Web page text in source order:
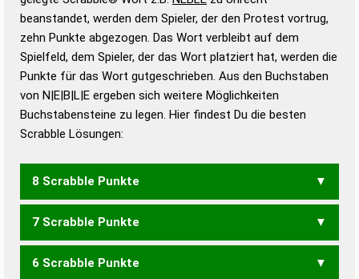
Duden – Standardwerk in 12 Bänden
Duden – Richtiges und gutes
Deutsch
Duden – Die deutsche Grammatik
Duden – Deutsches
beanstandet, werden dem Spieler, der den Protest vortrug,
zehn Punkte abgezogen. Das Wort verbleibt auf dem
Spielfeld, dem Spieler, der das Wort platziert hat, werden die
Punkte für das Wort gutgeschrieben. Aus den Buchstaben
von N|E|B|L|E ergeben sich weitere Möglichkeiten
Buchstabensteine zu legen. Hier findest Du die besten
Scrabble Lösungen:
8 Scrabble Punkte
LEBEN NEBEL
7 Scrabble Punkte
ELBE LEBE
6 Scrabble Punkte